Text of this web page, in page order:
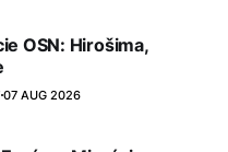
OSN: Hirošima,
07 AUG 2026